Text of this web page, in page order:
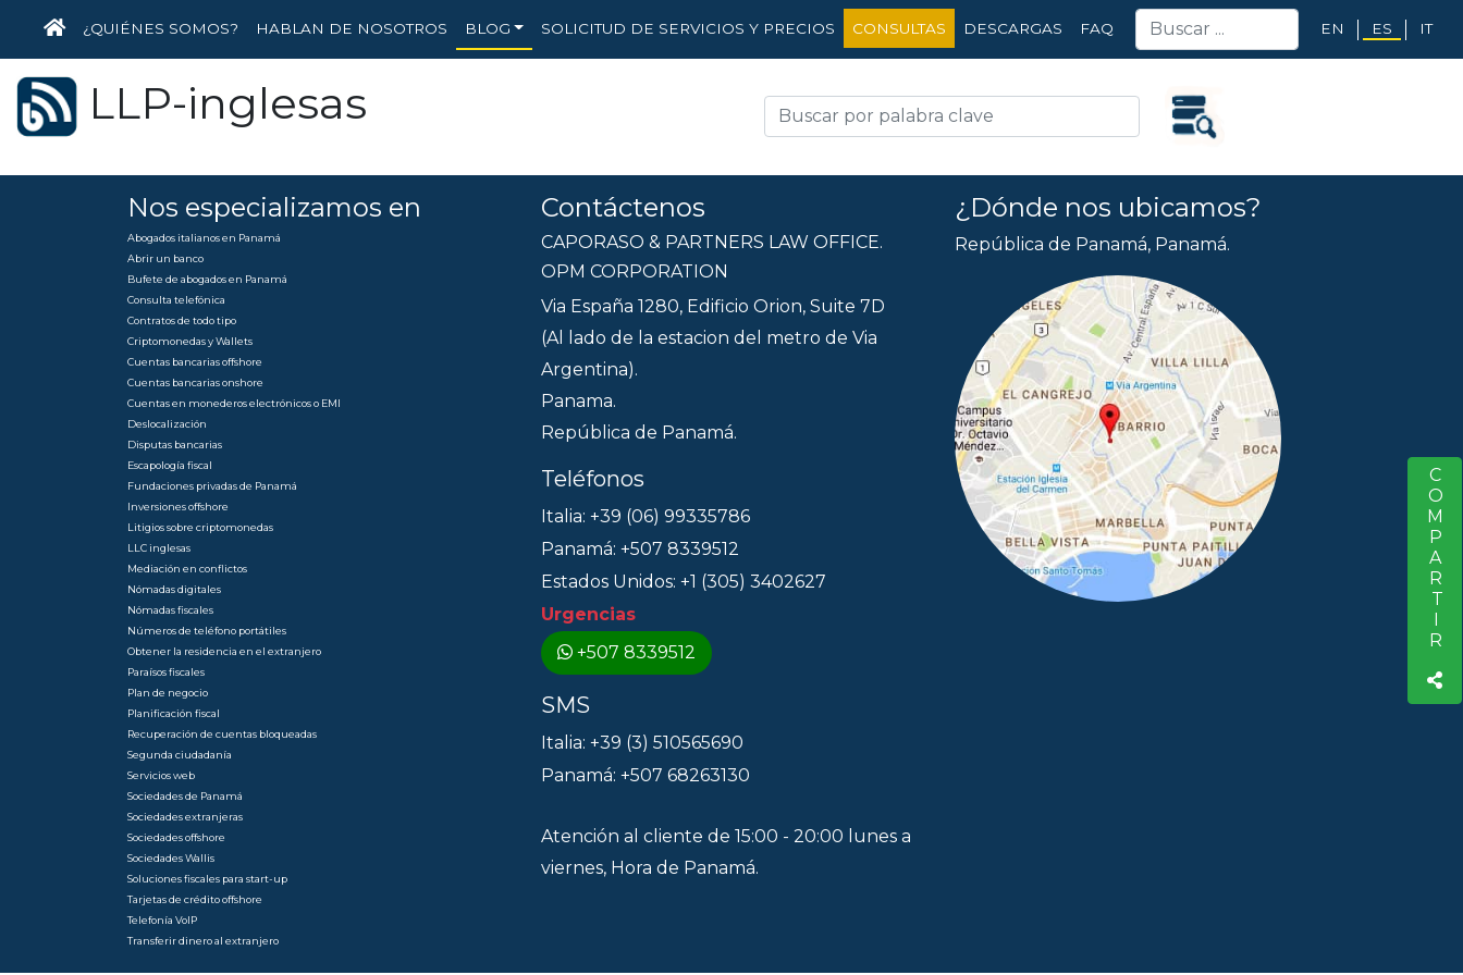
INICIO
¿QUIÉNES SOMOS? HABLAN DE NOSOTROS BLOG SOLICITUD DE SERVICIOS Y PRECIOS CONSULTAS DESCARGAS FAQ EN ES IT
LLP-inglesas
COMPARTIR
Nos especializamos en
Abogados italianos en Panamá
Abrir un banco
Bufete de abogados en Panamá
Consulta telefónica
Contratos de todo tipo
Criptomonedas y Wallets
Cuentas bancarias offshore
Cuentas bancarias onshore
Cuentas en monederos electrónicos o EMI
Deslocalización
Disputas bancarias
Escapología fiscal
Fundaciones privadas de Panamá
Inversiones offshore
Litigios sobre criptomonedas
LLC inglesas
Mediación en conflictos
Nómadas digitales
Nómadas fiscales
Números de teléfono portátiles
Obtener la residencia en el extranjero
Paraísos fiscales
Plan de negocio
Planificación fiscal
Recuperación de cuentas bloqueadas
Segunda ciudadanía
Servicios web
Sociedades de Panamá
Sociedades extranjeras
Sociedades offshore
Sociedades Wallis
Soluciones fiscales para start-up
Tarjetas de crédito offshore
Telefonía VoIP
Transferir dinero al extranjero
Contáctenos
CAPORASO & PARTNERS LAW OFFICE.
OPM CORPORATION
Via España 1280, Edificio Orion, Suite 7D
(Al lado de la estacion del metro de Via
Argentina).
Panama.
República de Panamá.
Teléfonos
Italia: +39 (06) 99335786
Panamá: +507 8339512
Estados Unidos: +1 (305) 3402627
Urgencias
+507 8339512
SMS
Italia: +39 (3) 510565690
Panamá: +507 68263130
Atención al cliente de 15:00 - 20:00 lunes a
viernes, Hora de Panamá.
¿Dónde nos ubicamos?
República de Panamá, Panamá.